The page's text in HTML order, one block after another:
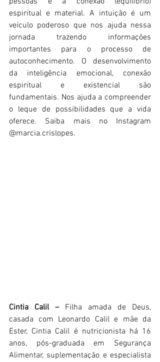
espiritual e material. A intuição é um
veículo poderoso que nos ajuda nessa
jornada trazendo informações
importantes para o processo de
autoconhecimento. O desenvolvimento
da inteligência emocional, conexão
espiritual e existencial são
fundamentais. Nos ajuda a compreender
o leque de possibilidades que a vida
oferece. Saiba mais no Instagram
@marcia.crislopes.
Cintia Calil – Filha amada de Deus,
casada com Leonardo Calil e mãe da
Ester, Cintia Calil é nutricionista há 16
anos, pós-graduada em Segurança
Alimentar, suplementação e especialista